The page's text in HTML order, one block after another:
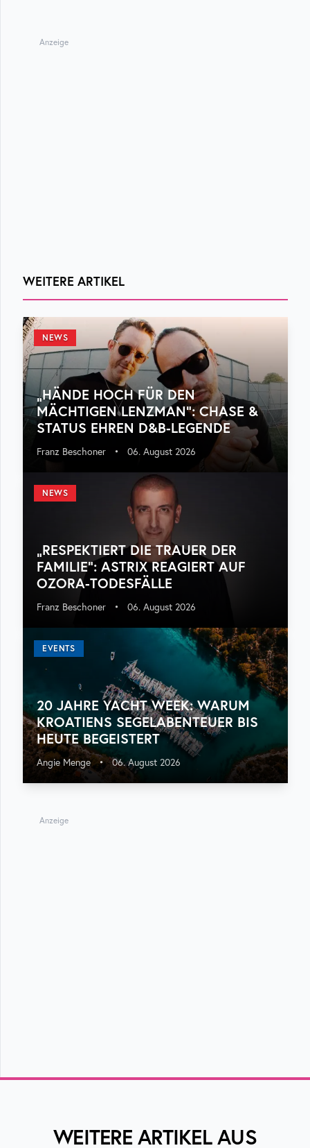
Anzeige
WEITERE ARTIKEL
NEWS
„HÄNDE HOCH FÜR DEN
MÄCHTIGEN LENZMAN“: CHASE &
STATUS EHREN D&B-LEGENDE
Franz Beschoner • 06. August 2026
NEWS
„RESPEKTIERT DIE TRAUER DER
FAMILIE“: ASTRIX REAGIERT AUF
OZORA-TODESFÄLLE
Franz Beschoner • 06. August 2026
EVENTS
20 JAHRE YACHT WEEK: WARUM
KROATIENS SEGELABENTEUER BIS
HEUTE BEGEISTERT
Angie Menge • 06. August 2026
Anzeige
WEITERE ARTIKEL AUS